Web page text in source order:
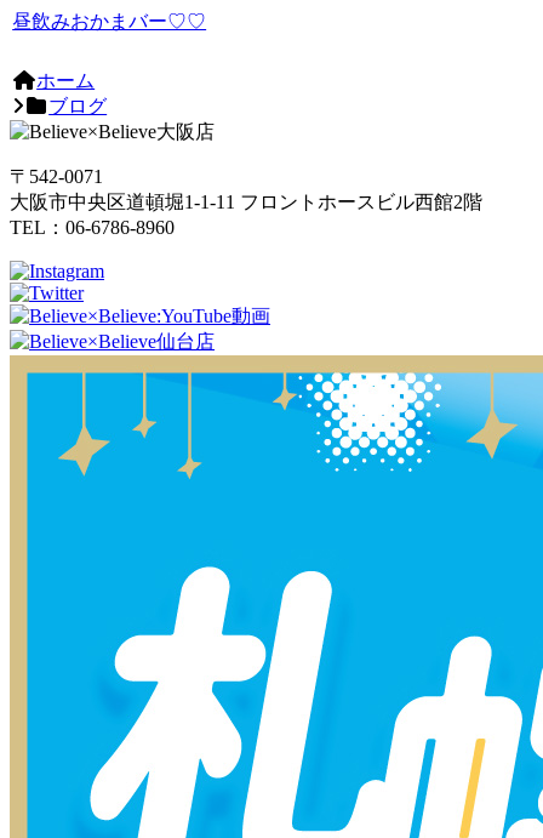
昼飲みおかまバー♡♡
ホーム
ブログ
〒542-0071
大阪市中央区道頓堀1-1-11 フロントホースビル西館2階
TEL：06-6786-8960